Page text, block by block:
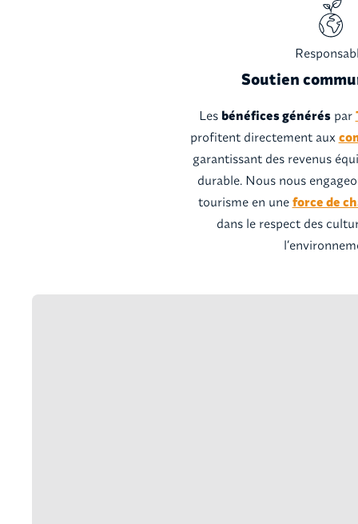
Soutien
Les bénéfices généréspar
profitent directement aux
garantissant des revenus
durable. Nous nous
tourisme en une force de
dans le respect des